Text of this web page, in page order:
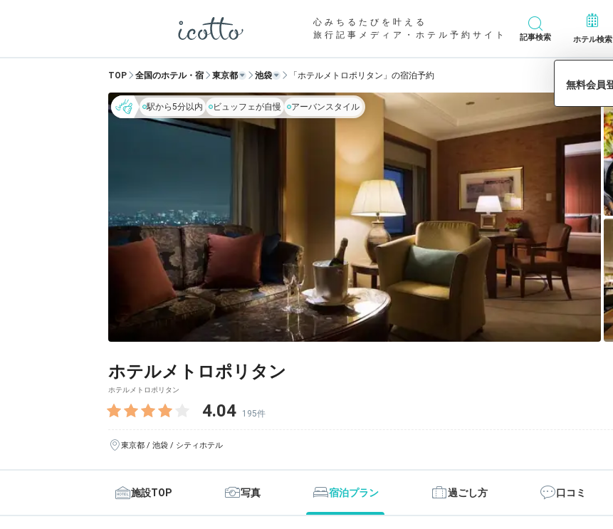
心みちるたびを叶える
旅行記事メディア・ホテル予約サイト
記事検索 ホテル検索
TOP 全国のホテル・宿 東京都 池袋 「ホテルメトロポリタン」の宿泊予約
駅から5分以内 ビュッフェが自慢 アーバンスタイル
ホテルメトロポリタン
ホテルメトロポリタン
4.04 195件
東京都 / 池袋 / シティホテル
施設TOP 写真 宿泊プラン 過ごし方 口コミ